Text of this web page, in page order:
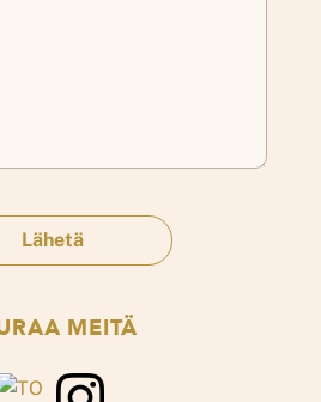
MEITÄ